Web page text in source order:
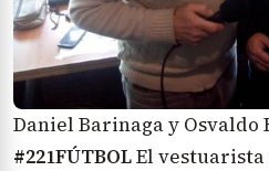
Daniel Barinaga y Osvaldo
#221FÚTBOLEl